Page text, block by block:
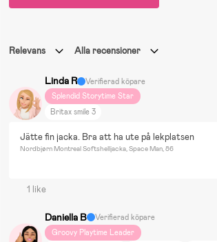
Relevans Alla recensioner
Linda R
Verifierad köpare
Splendid Storytime Star
Britax smile 3
Jätte fin jacka. Bra att ha ute på lekplatsen
Nordbjørn Montreal Softshelljacka, Space Man, 86
1 like
Daniella B
Verifierad köpare
Groovy Playtime Leader